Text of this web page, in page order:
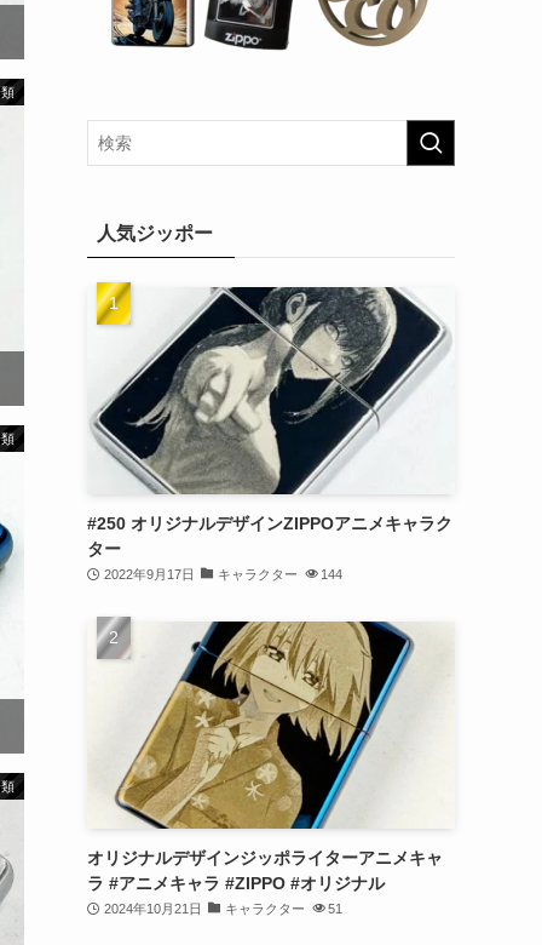
人気ジッポー
#250 オリジナルデザインZIPPOアニメキャラク
ター
2022年9月17日 キャラクター 144
オリジナルデザインジッポライターアニメキャ
ラ #アニメキャラ #ZIPPO #オリジナル
2024年10月21日 キャラクター 51